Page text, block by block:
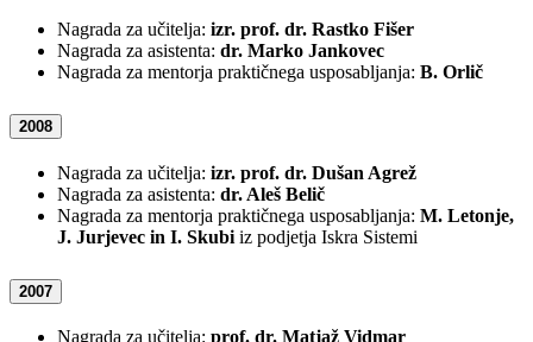
Nagrada za učitelja: izr. prof. dr. Rastko Fišer
Nagrada za asistenta: dr. Marko Jankovec
Nagrada za mentorja praktičnega usposabljanja: B. Orlič
2008
Nagrada za učitelja: izr. prof. dr. Dušan Agrež
Nagrada za asistenta: dr. Aleš Belič
Nagrada za mentorja praktičnega usposabljanja: M. Letonje,
J. Jurjevec in I. Skubi iz podjetja Iskra Sistemi
2007
Nagrada za učitelja: prof. dr. Matjaž Vidmar